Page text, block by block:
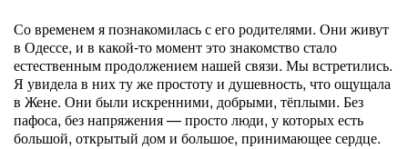
Со временем я познакомилась с его родителями. Они живут
в Одессе, и в какой-то момент это знакомство стало
естественным продолжением нашей связи. Мы встретились.
Я увидела в них ту же простоту и душевность, что ощущала
в Жене. Они были искренними, добрыми, тёплыми. Без
пафоса, без напряжения — просто люди, у которых есть
большой, открытый дом и большое, принимающее сердце.